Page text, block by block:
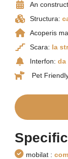
An
Structura:
Acoperis
Scara: la
Interfon: da
Pet
mobilat :